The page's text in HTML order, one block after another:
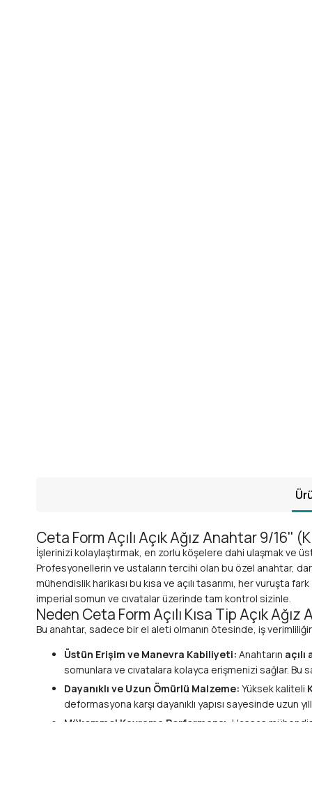
Ceta Form Açılı Açık Ağız Anahtar 9/16''
İşlerinizi kolaylaştırmak, en zorlu köşelere dahi ulaşmak ve
Profesyonellerin ve ustaların tercihi olan bu özel anahtar,
mühendislik harikası bu kısa ve açılı tasarımı, her
imperial somun ve cıvatalar üzerinde tam kontrol sizinle.
Neden Ceta Form Açılı Kısa Tip Açık
Bu anahtar, sadece bir el aleti olmanın ötesinde, iş
Üstün Erişim ve Manevra Kabiliyeti: Anahtarın açılı
somunlara ve cıvatalara kolayca erişmenizi sağlar. Bu
Dayanıklı ve Uzun Ömürlü Malzeme: Yüksek kaliteli
deformasyona karşı dayanıklı yapısı sayesinde uzun
Mükemmel Kavrama Performansı: Hassas